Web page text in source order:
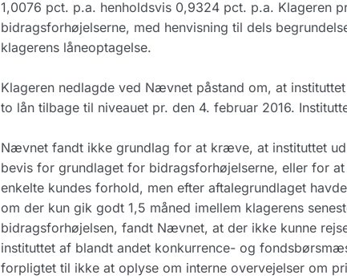
1,0076 pct. p.a. henholdsvis 0,9324 pct. p.a. Klageren
bidragsforhøjelserne, med henvisning til dels
klagerens låneoptagelse.
Klageren nedlagde ved Nævnet påstand om, at
to lån tilbage til niveauet pr. den 4. februar 2016.
Nævnet fandt ikke grundlag for at kræve, at instituttet
bevis for grundlaget for bidragsforhøjelserne, eller for
enkelte kundes forhold, men efter aftalegrundlaget
om der kun gik godt 1,5 måned imellem klagerens
bidragsforhøjelsen, fandt Nævnet, at der ikke kunne
instituttet af blandt andet konkurrence- og
forpligtet til ikke at oplyse om interne overvejelser om